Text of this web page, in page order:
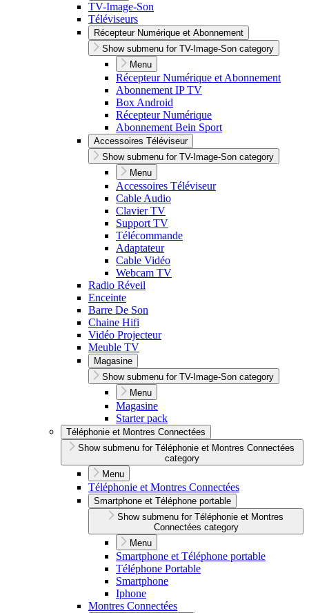
TV-Image-Son
Téléviseurs
Récepteur Numérique et Abonnement
Show submenu for TV-Image-Son category
Menu
Récepteur Numérique et Abonnement
Abonnement IP TV
Box Android
Récepteur Numérique
Abonnement Bein Sport
Accessoires Téléviseur
Show submenu for TV-Image-Son category
Menu
Accessoires Téléviseur
Cable Audio
Clavier TV
Support TV
Télécommande
Adaptateur
Cable Vidéo
Webcam TV
Radio Réveil
Enceinte
Barre De Son
Chaine Hifi
Vidéo Projecteur
Meuble TV
Magasine
Show submenu for TV-Image-Son category
Menu
Magasine
Starter pack
Téléphonie et Montres Connectées
Show submenu for Téléphonie et Montres Connectées
category
Menu
Téléphonie et Montres Connectées
Smartphone et Téléphone portable
Show submenu for Téléphonie et Montres
Connectées category
Menu
Smartphone et Téléphone portable
Téléphone Portable
Smartphone
Iphone
Montres Connectées